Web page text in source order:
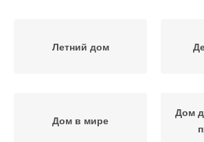
Летний дом
Дом в мире
Дом